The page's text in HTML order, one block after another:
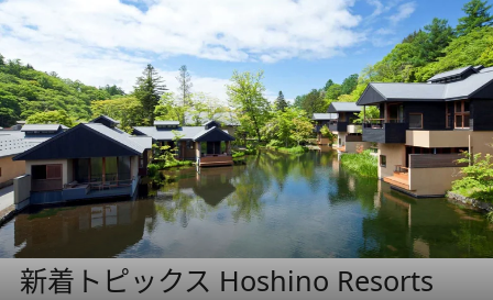
新着トピックス Hoshino Resorts